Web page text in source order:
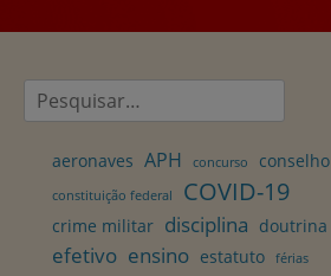
Pesquisar
por:
aeronaves APH concurso conselho
constituição federal COVID-19
crime militar disciplina doutrina
efetivo ensino estatuto
férias